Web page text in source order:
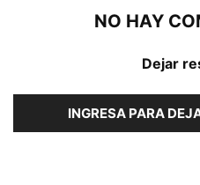
NO HAY
Dejar
INGRESA PARA